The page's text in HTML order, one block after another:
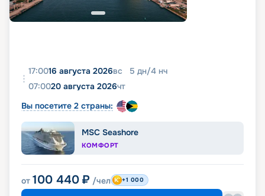
17:0016 августа 2026вс 5 дн/4 нч
07:0020 августа 2026чт
Вы посетите 2 страны:
MSC Seashore
КОМФОРТ
от 100 440 ₽ /чел +1 000